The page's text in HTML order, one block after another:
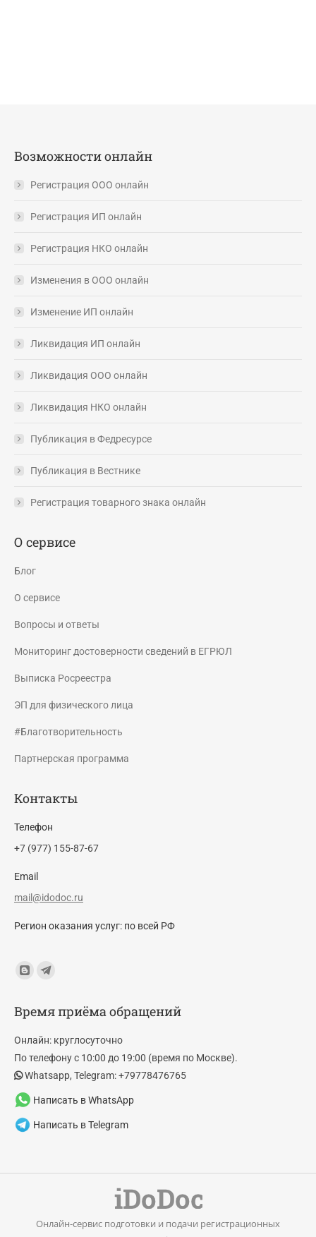
Возможности онлайн
Регистрация ООО онлайн
Регистрация ИП онлайн
Регистрация НКО онлайн
Изменения в ООО онлайн
Изменение ИП онлайн
Ликвидация ИП онлайн
Ликвидация ООО онлайн
Ликвидация НКО онлайн
Публикация в Федресурсе
Публикация в Вестнике
Регистрация товарного знака онлайн
О сервисе
Блог
О сервисе
Вопросы и ответы
Мониторинг достоверности сведений в ЕГРЮЛ
Выписка Росреестра
ЭП для физического лица
#Благотворительность
Партнерская программа
Контакты
Телефон
+7 (977) 155-87-67
Email
mail@idodoc.ru
Регион оказания услуг: по всей РФ
Find us on:
Blogger
opens
window
Telegram
opens
new
window
Время приёма обращений
Онлайн: круглосуточно
По телефону с 10:00 до 19:00 (время по Москве).
Whatsapp, Telegram: +79778476765
Написать в WhatsApp
Написать в Telegram
Онлайн-сервис подготовки и подачи регистрационных